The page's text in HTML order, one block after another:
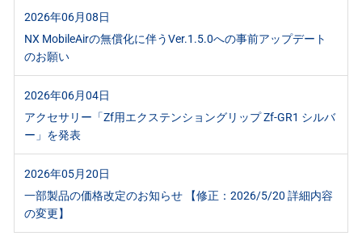
2026年06月08日
NX MobileAirの無償化に伴うVer.1.5.0への事前アップデート
のお願い
2026年06月04日
アクセサリー「Zf用エクステンショングリップ Zf-GR1 シルバ
ー」を発表
2026年05月20日
一部製品の価格改定のお知らせ 【修正：2026/5/20 詳細内容
の変更】